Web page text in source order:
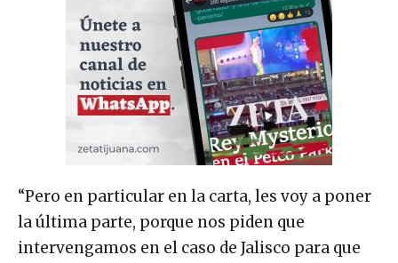
“Pero en particular en la carta, les voy a poner
la última parte, porque nos piden que
intervengamos en el caso de Jalisco para que